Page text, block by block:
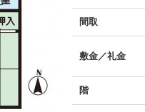
間取
敷金／礼金
階